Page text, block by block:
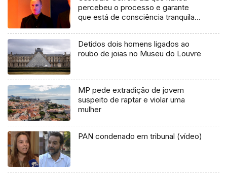
percebeu o processo e garante
que está de consciência tranquila
Detidos dois homens ligados ao
roubo de joias no Museu do Louvre
MP pede extradição de jovem
suspeito de raptar e violar uma
mulher
PAN condenado em tribunal (vídeo)